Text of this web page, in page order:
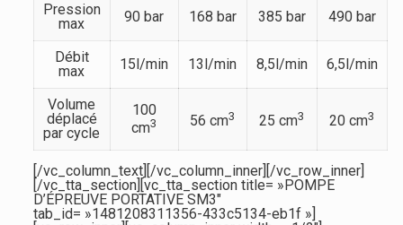
Pression
max
90 bar 168 bar 385 bar 490 bar
Débit
max
15l/min 13l/min 8,5l/min 6,5l/min
Volume
déplacé
par cycle
100
cm3 56 cm3 25 cm3 20 cm3
[/vc_column_text][/vc_column_inner][/vc_row_inner]
[/vc_tta_section][vc_tta_section title= »POMPE
D’ÉPREUVE PORTATIVE SM3″
tab_id= »1481208311356-433c5134-eb1f »]